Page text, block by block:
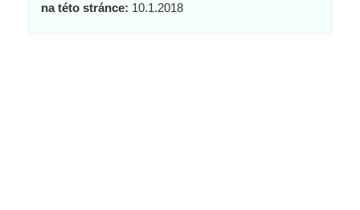
na této stránce: 10.1.2018